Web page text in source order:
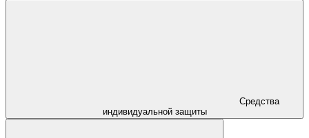
Средства
индивидуальной защиты